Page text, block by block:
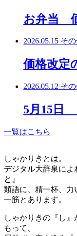
お弁当
2026.05.15 そ
価格改定
2026.05.12 そ
5月15日
一覧はこちら
しゃかりきとは。
デジタル大辞泉によ
と』
類語に、精一杯、力
一筋とあります。
しゃかりきの『し
もって、